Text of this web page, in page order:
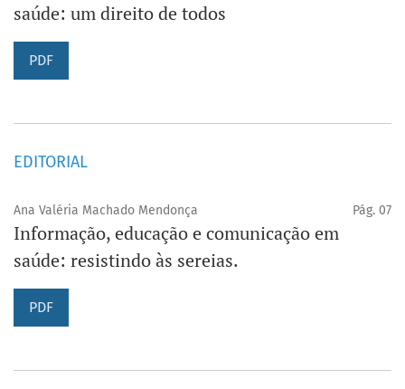
saúde: um direito de todos
PDF
EDITORIAL
Ana Valéria Machado Mendonça Pág. 07
Informação, educação e comunicação em
saúde: resistindo às sereias.
PDF